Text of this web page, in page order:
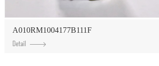
A010RM1004177B111F